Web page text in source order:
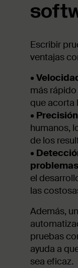
Escribir
ventajas
•
más
que acorta
•
humanos,
de los
•
el
las
Además,
pruebas
ayuda a
sea eficaz.